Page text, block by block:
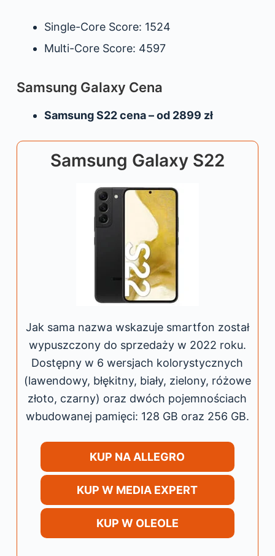
Single-Core Score: 1524
Multi-Core Score: 4597
Samsung Galaxy Cena
Samsung S22 cena – od 2899 zł
Samsung Galaxy S22
Jak sama nazwa wskazuje smartfon został
wypuszczony do sprzedaży w 2022 roku.
Dostępny w 6 wersjach kolorystycznych
(lawendowy, błękitny, biały, zielony, różowe
złoto, czarny) oraz dwóch pojemnościach
wbudowanej pamięci: 128 GB oraz 256 GB.
KUP NA ALLEGRO
KUP W MEDIA EXPERT
KUP W OLEOLE